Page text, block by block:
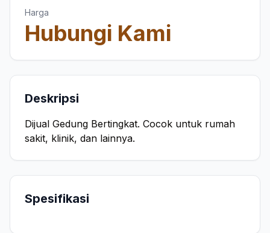
Harga
Hubungi Kami
Deskripsi
Dijual Gedung Bertingkat. Cocok untuk rumah
sakit, klinik, dan lainnya.
Spesifikasi